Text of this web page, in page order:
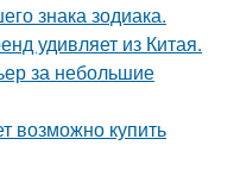
знака зодиака.
удивляет из Китая.
за небольшие
возможно купить